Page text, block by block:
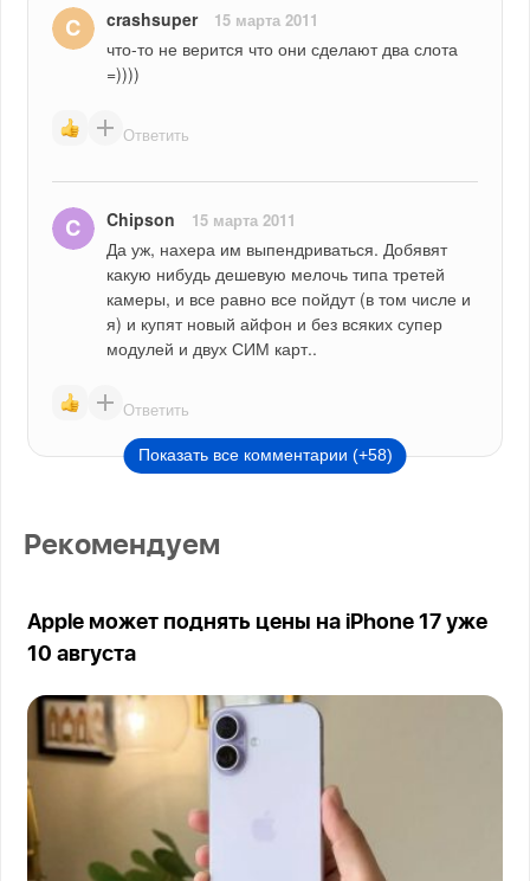
crashsuper 15 марта 2011
что-то не верится что они сделают два слота
=))))
Ответить
Chipson 15 марта 2011
Да уж, нахера им выпендриваться. Добявят
какую нибудь дешевую мелочь типа третей
камеры, и все равно все пойдут (в том числе и
я) и купят новый айфон и без всяких супер
модулей и двух СИМ карт..
Ответить
Показать все комментарии (+58)
Рекомендуем
Apple может поднять цены на iPhone 17 уже
10 августа